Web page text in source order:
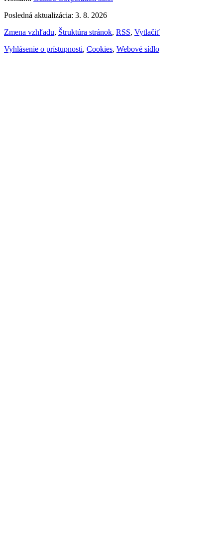
Posledná aktualizácia: 3. 8. 2026
Zmena vzhľadu, Štruktúra stránok, RSS, Vytlačiť
Vyhlásenie o prístupnosti, Cookies, Webové sídlo